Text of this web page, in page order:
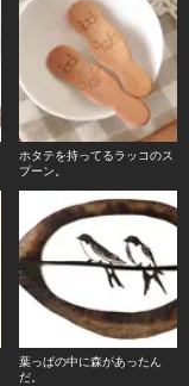
ホタテを持ってるラッコのス
プーン。
葉っぱの中に森があったん
だ。